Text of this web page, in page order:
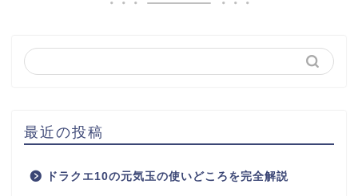
最近の投稿
ドラクエ10の元気玉の使いどころを完全解説